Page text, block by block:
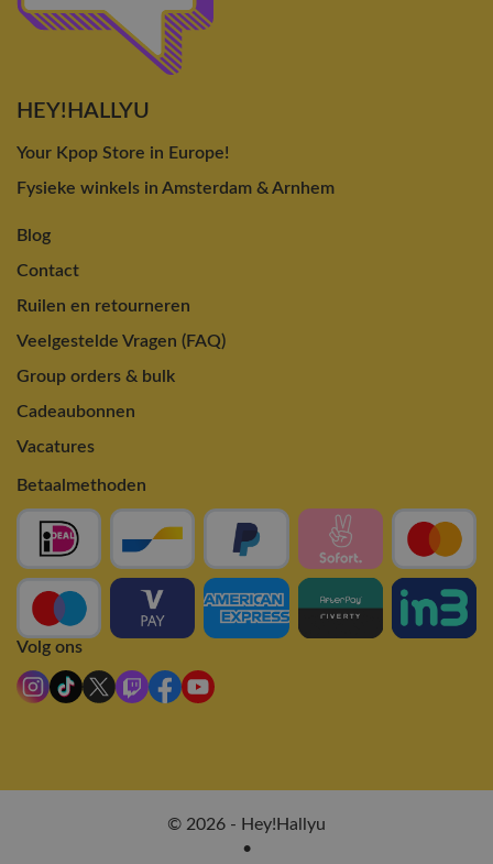
HEY!HALLYU
Your Kpop Store in Europe!
Fysieke winkels in Amsterdam & Arnhem
Blog
Contact
Ruilen en retourneren
Veelgestelde Vragen (FAQ)
Group orders & bulk
Cadeaubonnen
Vacatures
Betaalmethoden
Volg ons
© 2026 - Hey!Hallyu
•